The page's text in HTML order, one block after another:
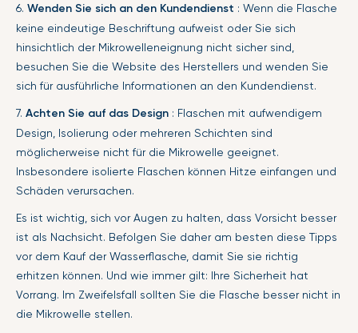
6. Wenden Sie sich an den Kundendienst : Wenn die Flasche
keine eindeutige Beschriftung aufweist oder Sie sich
hinsichtlich der Mikrowelleneignung nicht sicher sind,
besuchen Sie die Website des Herstellers und wenden Sie
sich für ausführliche Informationen an den Kundendienst.
7. Achten Sie auf das Design : Flaschen mit aufwendigem
Design, Isolierung oder mehreren Schichten sind
möglicherweise nicht für die Mikrowelle geeignet.
Insbesondere isolierte Flaschen können Hitze einfangen und
Schäden verursachen.
Es ist wichtig, sich vor Augen zu halten, dass Vorsicht besser
ist als Nachsicht. Befolgen Sie daher am besten diese Tipps
vor dem Kauf der Wasserflasche, damit Sie sie richtig
erhitzen können. Und wie immer gilt: Ihre Sicherheit hat
Vorrang. Im Zweifelsfall sollten Sie die Flasche besser nicht in
die Mikrowelle stellen.